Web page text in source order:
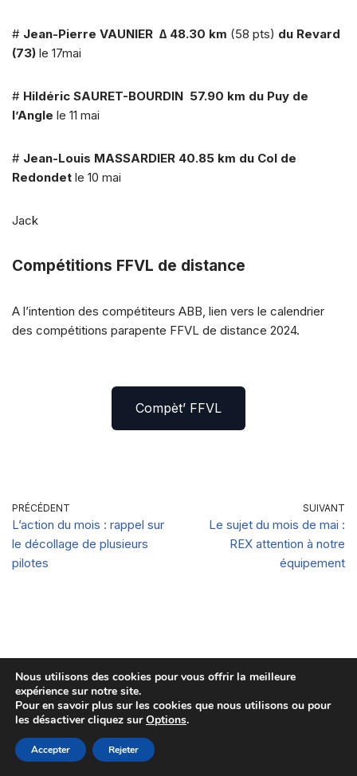
# Jean-Pierre VAUNIER ∆ 48.30 km (58 pts) du Revard
(73) le 17mai
# Hildéric SAURET-BOURDIN 57.90 km du Puy de
l’Angle le 11 mai
# Jean-Louis MASSARDIER 40.85 km du Col de
Redondet le 10 mai
Jack
Compétitions FFVL de distance
A l’intention des compétiteurs ABB, lien vers le calendrier
des compétitions parapente FFVL de distance 2024.
Compèt’ FFVL
PRÉCÉDENT
L’action du mois : rappel sur
le décollage de plusieurs
pilotes
SUIVANT
Le sujet du mois de mai :
REX attention à notre
équipement
Derniers articles
Nous utilisons des cookies pour vous offrir la meilleure
expérience sur notre site.
Pour en savoir plus sur les cookies que nous utilisons ou pour
les désactiver cliquez surOptions.
Accepter Rejeter